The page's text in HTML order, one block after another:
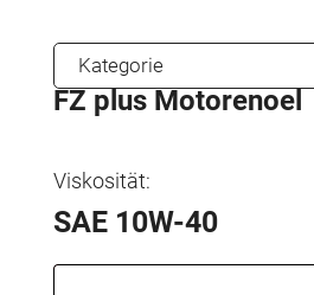
Kategorie
FZ plus Motorenoel
Viskosität:
SAE 10W-40